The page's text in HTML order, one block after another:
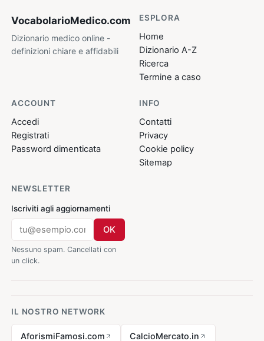
VocabolarioMedico.com
Dizionario medico online -
definizioni chiare e affidabili
ESPLORA
Home
Dizionario A-Z
Ricerca
Termine a caso
ACCOUNT
Accedi
Registrati
Password dimenticata
INFO
Contatti
Privacy
Cookie policy
Sitemap
NEWSLETTER
Iscriviti agli aggiornamenti
OK
Nessuno spam. Cancellati con
un click.
IL NOSTRO NETWORK
AforismiFamosi.com CalcioMercato.in